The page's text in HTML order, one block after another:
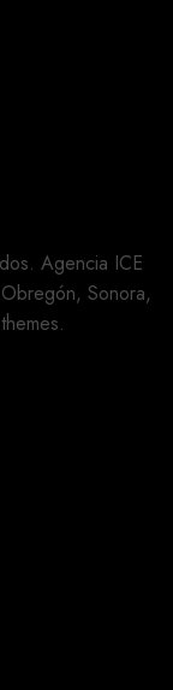
Agencia ICE
Sonora,